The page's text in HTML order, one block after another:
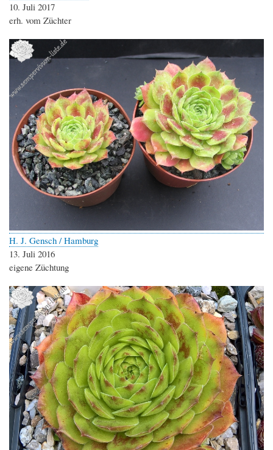
10. Juli 2017
erh. vom Züchter
H. J. Gensch / Hamburg
13. Juli 2016
eigene Züchtung